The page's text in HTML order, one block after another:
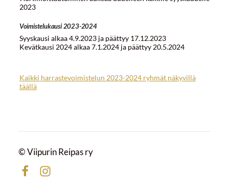
2023
Voimistelukausi 2023-2024
Syyskausi alkaa 4.9.2023 ja päättyy 17.12.2023
Kevätkausi 2024 alkaa 7.1.2024 ja päättyy 20.5.2024
Kaikki harrastevoimistelun 2023-2024 ryhmät näkyvillä
täällä
© Viipurin Reipas ry